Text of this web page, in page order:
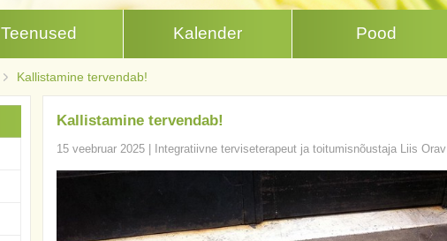
Teenused Kalender Pood
Kallistamine tervendab!
Kallistamine tervendab!
15 veebruar 2025| Integratiivne terviseterapeut ja toitumisnõustaja Liis Orav